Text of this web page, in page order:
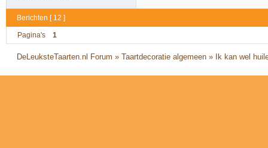
Berichten [ 12 ]
Pagina's 1
DeLeuksteTaarten.nl Forum »Taartdecoratie algemeen » Ik kan wel